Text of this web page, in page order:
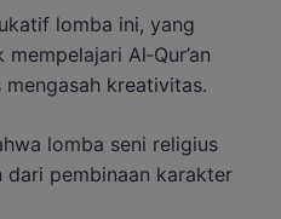
lomba ini, yang
Al‑Qur’an
kreativitas.
lomba seni religius
pembinaan karakter